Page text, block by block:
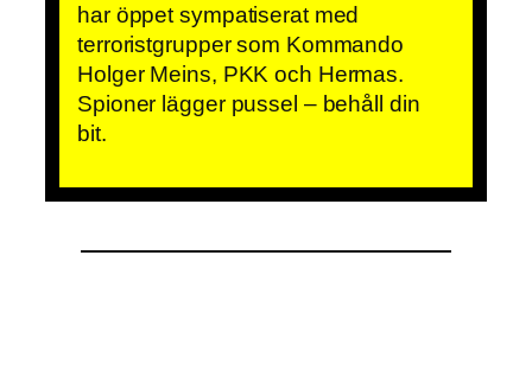
har öppet sympatiserat med
terroristgrupper som Kommando
Holger Meins, PKK och Hermas.
Spioner lägger pussel – behåll din
bit.